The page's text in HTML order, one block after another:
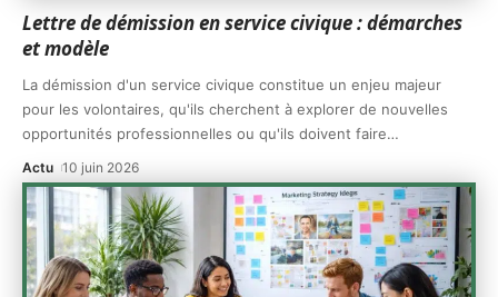
Lettre de démission en service civique : démarches
et modèle
La démission d'un service civique constitue un enjeu majeur
pour les volontaires, qu'ils cherchent à explorer de nouvelles
opportunités professionnelles ou qu'ils doivent faire…
Actu 10 juin 2026